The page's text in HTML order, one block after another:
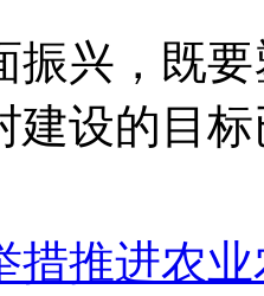
振兴，既
建设的目
措推进农